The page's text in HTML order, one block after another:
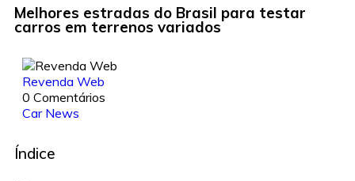
Melhores estradas do Brasil para testar
carros em terrenos variados
Revenda Web
0 Comentários
Car News
Índice